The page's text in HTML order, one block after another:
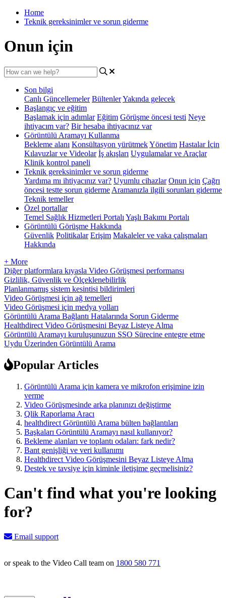
Home
Teknik gereksinimler ve sorun giderme
Onun için
Son bilgi
Canlı Güncellemeler BültenlerYakında gelecek
Başlangıç ve eğitim
Başlamak için adımlar Eğitim Görüşme öncesi testi Neye
ihtiyacım var? Bir hesaba ihtiyacınız var
Görüntülü Aramayı Kullanma
Bekleme alanı Konsültasyon yürütmekYönetim Hastalar İçin
Kılavuzlar ve Videolar İş akışları Uygulamalar ve Araçlar
Klinik kontrol paneli
Teknik gereksinimler ve sorun giderme
Yardıma mı ihtiyacınız var? Uyumlu cihazlar Onun için Çağrı
öncesi testte sorun giderme Aramanızla ilgili sorunları giderme
Teknik temeller
Özel portallar
Temel Sağlık Hizmetleri Portalı Yaşlı Bakımı Portalı
Görüntülü Görüşme Hakkında
Güvenlik Politikalar Erişim Makaleler ve vaka çalışmaları
Hakkında
+ More
Diğer platformlara kıyasla Video Görüşmesi performansı
Gizlilik, Güvenlik ve Ölçeklenebilirlik
Planlanmamış sistem kesintisi bildirimleri
Video Görüşmesi için ağ temelleri
Video Görüşmesi için medya yolları
Görüntülü Arama Bağlantı Hatalarında Sorun Giderme
Healthdirect Video Görüşmesini Beyaz Listeye Alma
Görüntülü Aramayı kuruluşunuzun SSO Sürecine entegre etme
Uydu Üzerinden Görüntülü Arama
Popular Articles
Görüntülü Arama için kamera ve mikrofon erişimine izin
verme
Video Görüşmesinde arka planınızı değiştirme
Qlik Raporlama Aracı
healthdirect Görüntülü Arama bülten bağlantıları
Başkaları Görüntülü Aramayı nasıl kullanıyor?
Bekleme alanları ve toplantı odaları: fark nedir?
Bant genişliği ve veri kullanımı
Healthdirect Video Görüşmesini Beyaz Listeye Alma
Destek ve tavsiye için kiminle iletişime geçmelisiniz?
Can't find what you're looking
for?
Email support
or speak to the Video Call team on 1800 580 771